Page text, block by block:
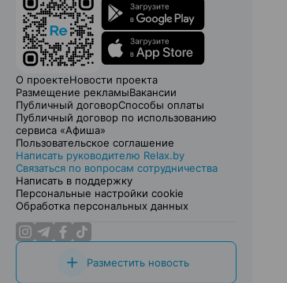
О проектеНовости проекта
Размещение рекламыВакансии
Публичный договорСпособы оплаты
Публичный договор по использованию
сервиса «Афиша»
Пользовательское соглашение
Написать руководителю Relax.by
Связаться по вопросам сотрудничества
Написать в поддержку
Персональные настройки cookie
Обработка персональных данных
Разместить новость